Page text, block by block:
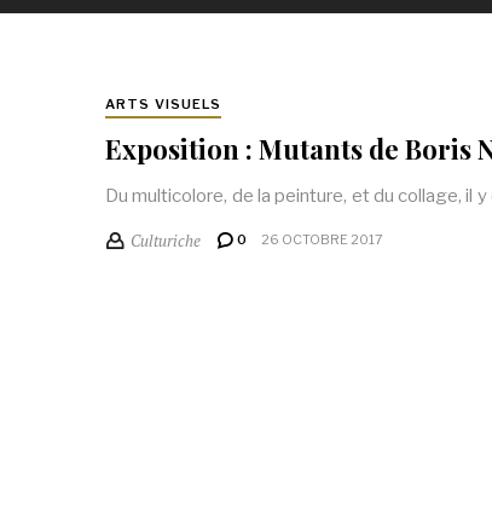
ARTS VISUELS
Exposition : Mutants de Boris
Du multicolore, de la peinture, et du collage, il
Culturiche 0 26 OCTOBRE 2017